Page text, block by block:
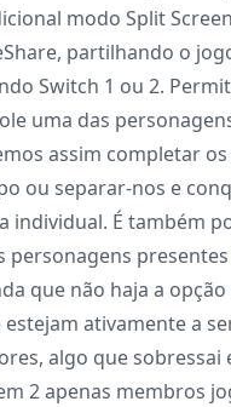
modo Split
partilhando o
Switch 1 ou 2.
uma das
assim completar
ou separar-nos e
individual. É também
personagens
que não haja a
ativamente a
algo que sobressai
2 apenas membros